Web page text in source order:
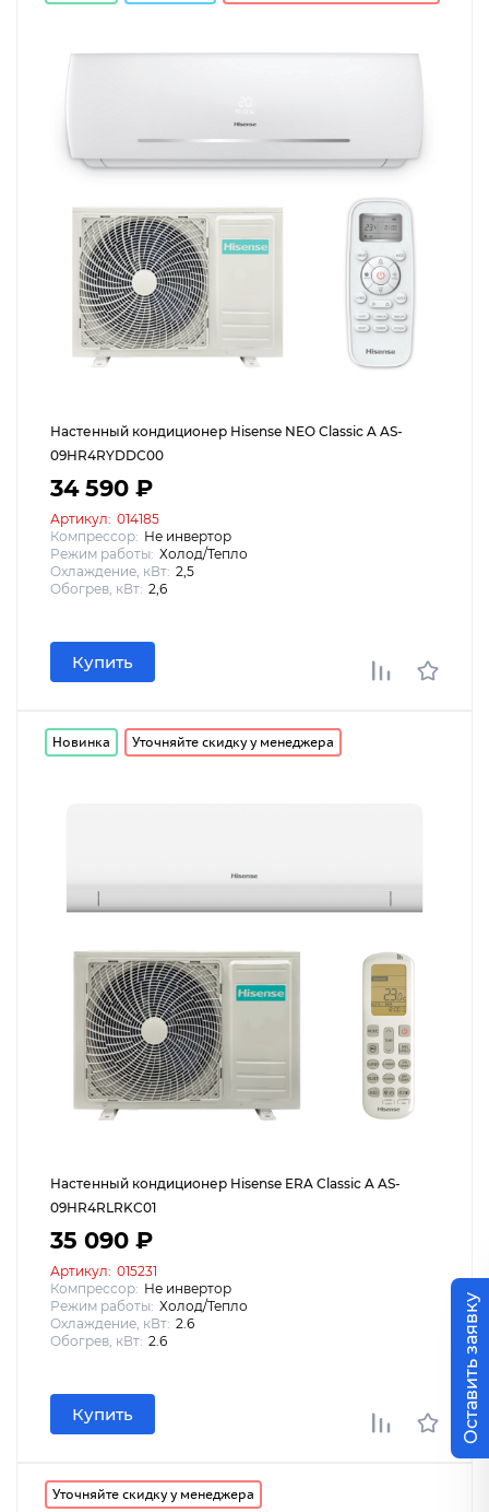
Настенный кондиционер Hisense NEO Classic A AS-
09HR4RYDDC00
34 590 ₽
Артикул: 014185
Компрессор: Не инвертор
Режим работы: Холод/Тепло
Охлаждение, кВт: 2,5
Обогрев, кВт: 2,6
Купить
Новинка Уточняйте скидку у менеджера
Настенный кондиционер Hisense ERA Classic A AS-
09HR4RLRKC01
35 090 ₽
Артикул: 015231
Компрессор: Не инвертор
Режим работы: Холод/Тепло
Охлаждение, кВт: 2.6
Обогрев, кВт: 2.6
Купить
Уточняйте скидку у менеджера
Оставить заявку